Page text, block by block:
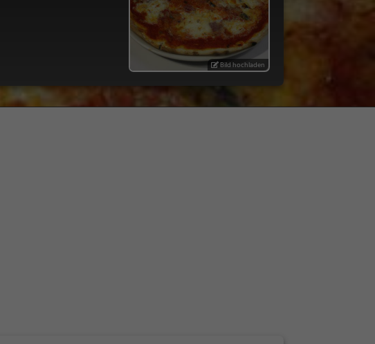
Bild hochladen